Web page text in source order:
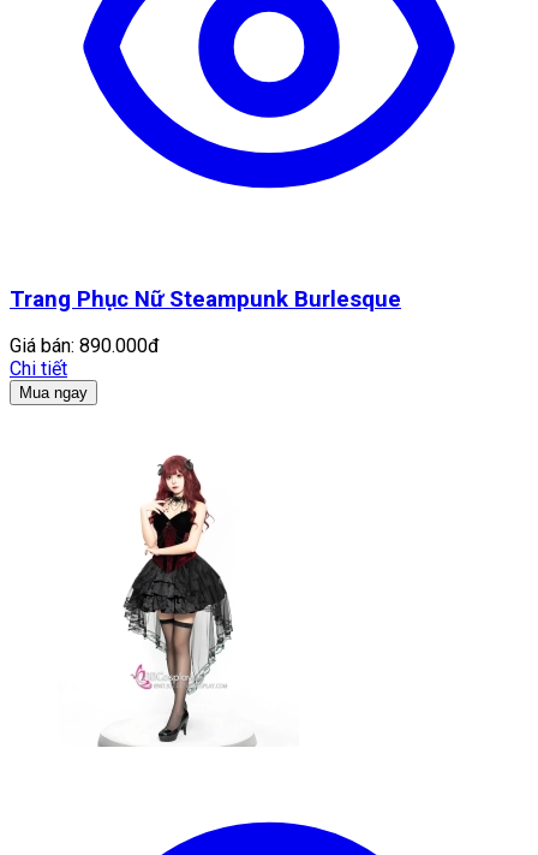
Trang Phục Nữ Steampunk Burlesque
Giá bán: 890.000đ
Chi tiết
Mua ngay